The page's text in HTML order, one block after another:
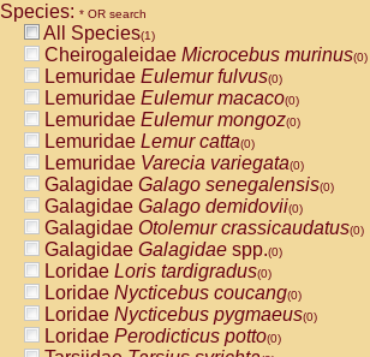
Species: * OR search
All Species(1)
Cheirogaleidae Microcebus murinus(0)
Lemuridae Eulemur fulvus(0)
Lemuridae Eulemur macaco(0)
Lemuridae Eulemur mongoz(0)
Lemuridae Lemur catta(0)
Lemuridae Varecia variegata(0)
Galagidae Galago senegalensis(0)
Galagidae Galago demidovii(0)
Galagidae Otolemur crassicaudatus(0)
Galagidae Galagidae spp.(0)
Loridae Loris tardigradus(0)
Loridae Nycticebus coucang(0)
Loridae Nycticebus pygmaeus(0)
Loridae Perodicticus potto(0)